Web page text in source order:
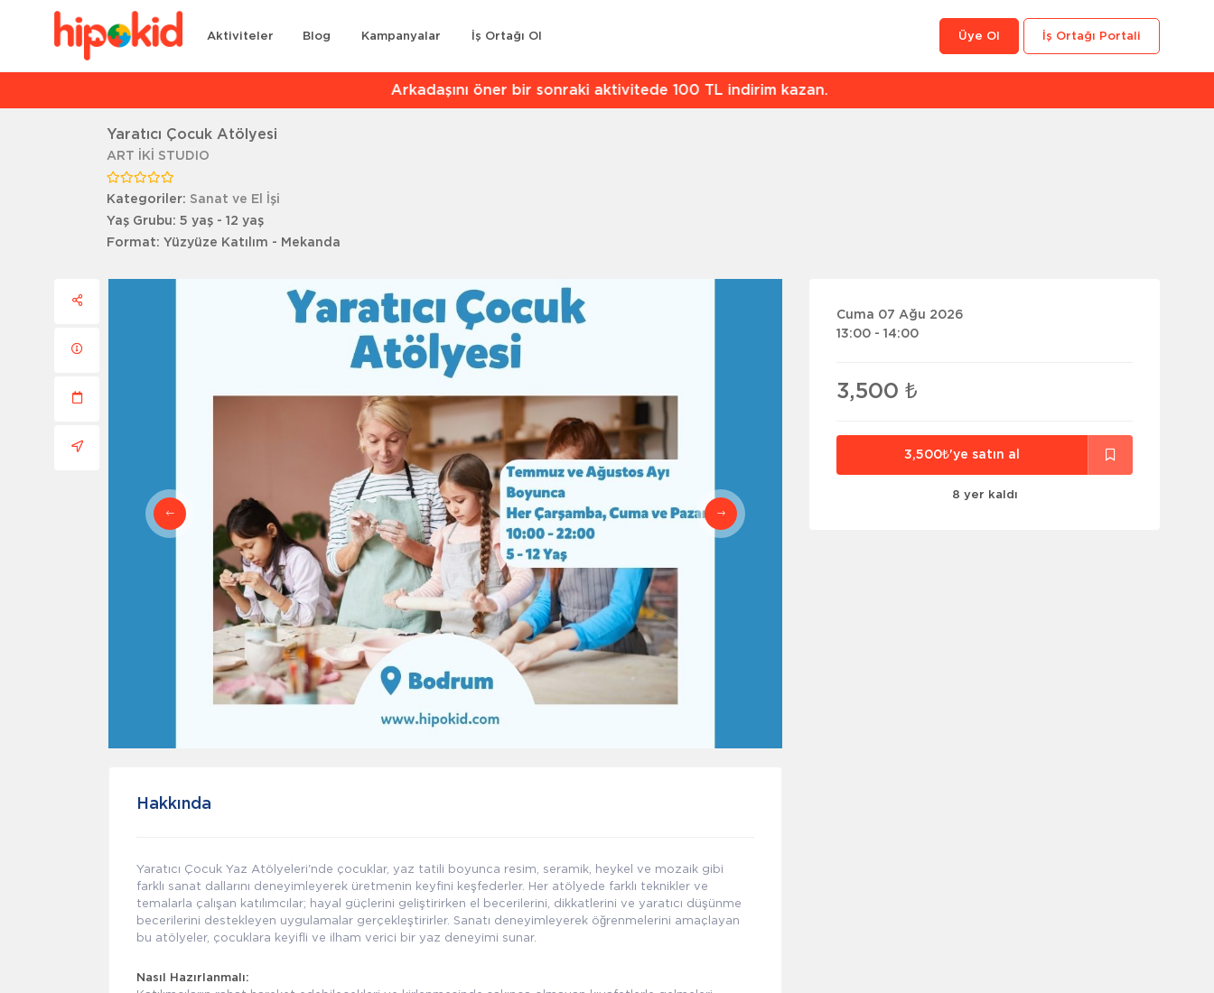
Aktiviteler Blog Kampanyalar İş Ortağı Ol İş Ortağı Portali
Üye Ol
Arkadaşını öner bir sonraki aktivitede 100 TL indirim kazan.
Yaratıcı Çocuk Atölyesi
ART İKİ STUDIO
Kategoriler: Sanat ve El İşi
Yaş Grubu:5 yaş - 12 yaş
Format: Yüzyüze Katılım - Mekanda
Hakkında
Yaratıcı Çocuk Yaz Atölyeleri'nde çocuklar, yaz tatili boyunca resim, seramik, heykel ve mozaik gibi
farklı sanat dallarını deneyimleyerek üretmenin keyfini keşfederler. Her atölyede farklı teknikler ve
temalarla çalışan katılımcılar; hayal güçlerini geliştirirken el becerilerini, dikkatlerini ve yaratıcı düşünme
becerilerini destekleyen uygulamalar gerçekleştirirler. Sanatı deneyimleyerek öğrenmelerini amaçlayan
bu atölyeler, çocuklara keyifli ve ilham verici bir yaz deneyimi sunar.
Nasıl Hazırlanmalı:
Cuma 07 Ağu 2026
13:00 - 14:00
3,500 ₺
3,500₺'ye satın al
8 yer kaldı